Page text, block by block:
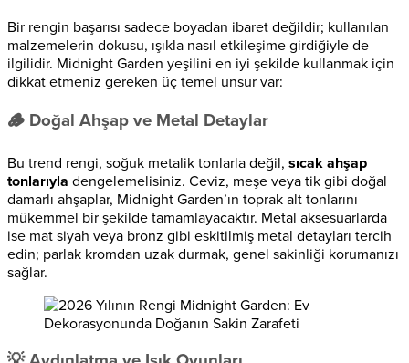
Bir rengin başarısı sadece boyadan ibaret değildir; kullanılan
malzemelerin dokusu, ışıkla nasıl etkileşime girdiğiyle de
ilgilidir. Midnight Garden yeşilini en iyi şekilde kullanmak için
dikkat etmeniz gereken üç temel unsur var:
🪵 Doğal Ahşap ve Metal Detaylar
Bu trend rengi, soğuk metalik tonlarla değil, sıcak ahşap
tonlarıyla dengelemelisiniz. Ceviz, meşe veya tik gibi doğal
damarlı ahşaplar, Midnight Garden’ın toprak alt tonlarını
mükemmel bir şekilde tamamlayacaktır. Metal aksesuarlarda
ise mat siyah veya bronz gibi eskitilmiş metal detayları tercih
edin; parlak kromdan uzak durmak, genel sakinliği korumanızı
sağlar.